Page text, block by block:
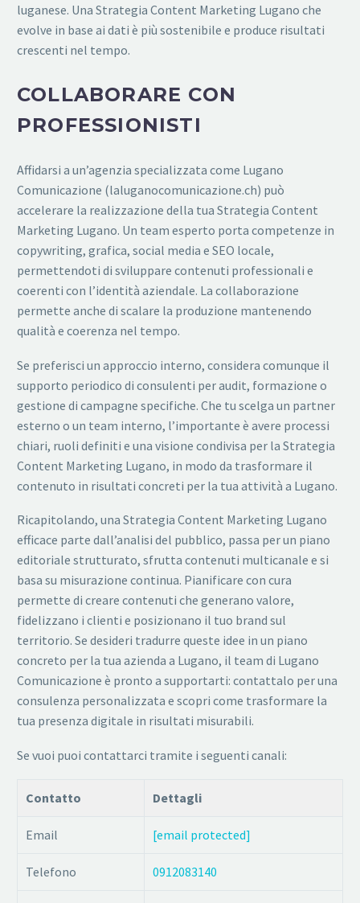
luganese. Una Strategia Content Marketing Lugano che
evolve in base ai dati è più sostenibile e produce risultati
crescenti nel tempo.
COLLABORARE CON
PROFESSIONISTI
Affidarsi a un’agenzia specializzata come Lugano
Comunicazione (laluganocomunicazione.ch) può
accelerare la realizzazione della tua Strategia Content
Marketing Lugano. Un team esperto porta competenze in
copywriting, grafica, social media e SEO locale,
permettendoti di sviluppare contenuti professionali e
coerenti con l’identità aziendale. La collaborazione
permette anche di scalare la produzione mantenendo
qualità e coerenza nel tempo.
Se preferisci un approccio interno, considera comunque il
supporto periodico di consulenti per audit, formazione o
gestione di campagne specifiche. Che tu scelga un partner
esterno o un team interno, l’importante è avere processi
chiari, ruoli definiti e una visione condivisa per la Strategia
Content Marketing Lugano, in modo da trasformare il
contenuto in risultati concreti per la tua attività a Lugano.
Ricapitolando, una Strategia Content Marketing Lugano
efficace parte dall’analisi del pubblico, passa per un piano
editoriale strutturato, sfrutta contenuti multicanale e si
basa su misurazione continua. Pianificare con cura
permette di creare contenuti che generano valore,
fidelizzano i clienti e posizionano il tuo brand sul
territorio. Se desideri tradurre queste idee in un piano
concreto per la tua azienda a Lugano, il team di Lugano
Comunicazione è pronto a supportarti: contattalo per una
consulenza personalizzata e scopri come trasformare la
tua presenza digitale in risultati misurabili.
Se vuoi puoi contattarci tramite i seguenti canali:
Contatto Dettagli
Email [email protected]
Telefono 0912083140